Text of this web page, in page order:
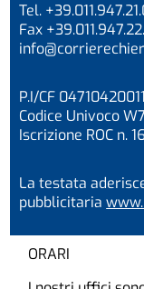
Tel.
Fax
P.I/CF 04710420011
Codice Univoco
Iscrizione ROC n.
La testata
pubblicitaria
ORARI